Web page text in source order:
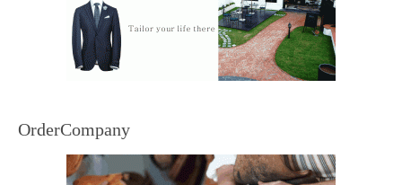
OrderCompany